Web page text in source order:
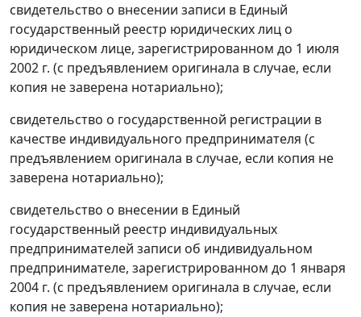
свидетельство о внесении записи в Единый
государственный реестр юридических лиц о
юридическом лице, зарегистрированном до 1 июля
2002 г. (с предъявлением оригинала в случае, если
копия не заверена нотариально);
свидетельство о государственной регистрации в
качестве индивидуального предпринимателя (с
предъявлением оригинала в случае, если копия не
заверена нотариально);
свидетельство о внесении в Единый
государственный реестр индивидуальных
предпринимателей записи об индивидуальном
предпринимателе, зарегистрированном до 1 января
2004 г. (с предъявлением оригинала в случае, если
копия не заверена нотариально);